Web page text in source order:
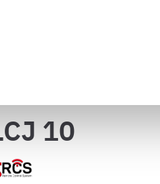
specifiche (impronte
contenuti ed
sul modo in cui l’utente
quali potrebbero combinarle
10